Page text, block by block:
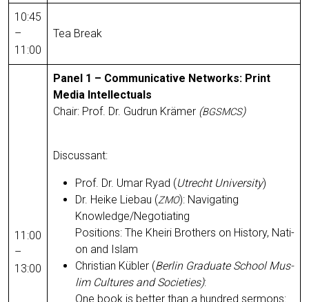
10:45
–
11:00
Tea Break
11:00
–
13:00
Panel 1 – Com­mu­ni­ca­ti­ve Net­works: Print
Media Intellec­tu­als
Chair: Prof. Dr. Gud­run Krä­mer (BGSMCS)
Dis­cus­sant:
Prof. Dr. Umar Ryad (Utrecht Uni­ver­si­ty)
Dr. Hei­ke Liebau (ZMO): Navi­ga­ting
Knowledge/Negotiating
Posi­ti­ons: The Khei­ri Brot­hers on Histo­ry, Nati­
on and Islam
Chris­ti­an Küb­ler (Ber­lin Gra­dua­te School Mus­
lim Cul­tures and Socie­ties):
One book is bet­ter than a hundred ser­mons: